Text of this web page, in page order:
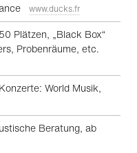
www.ducks.fr
Plätzen, „Black Box“
Probenräume, etc.
World Musik,
Beratung, ab